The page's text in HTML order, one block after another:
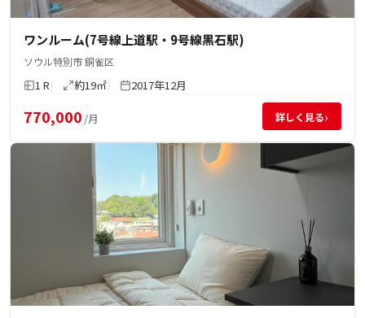
ワンルーム(7号線上道駅・9号線黒石駅)
ソウル特別市 銅雀区
1 R 約19㎡ 2017年12月
770,000 /月 詳しく見る›